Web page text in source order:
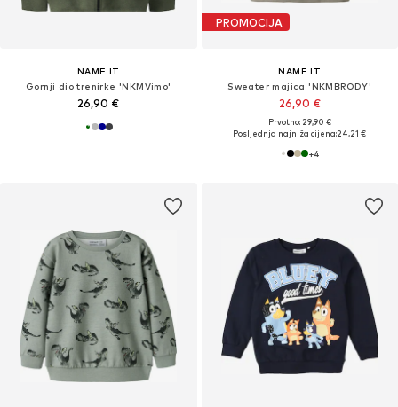
NAME IT
Gornji dio trenirke 'NKMVimo'
26,90 €
PROMOCIJA
NAME IT
Sweater majica 'NKMBRODY'
26,90 €
Prvotno: 29,90 €
Posljednja najniža cijena:24,21 €
+4